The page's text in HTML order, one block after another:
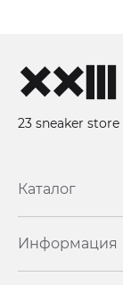
23 sneaker
Каталог
Информация